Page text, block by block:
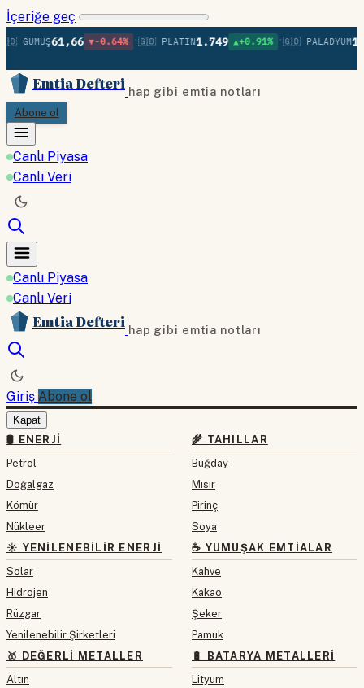
İçeriğe geç
GÜMÜŞ61,66 ▼-0.64% •🇬🇧 PLATIN1.749 ▲+0.91% •🇬🇧 PALADYUM
Emtia Defteri hap gibi emtia notları
Abone ol
Canlı Piyasa
Canlı Veri
Canlı Piyasa
Canlı Veri
Emtia Defteri hap gibi emtia notları
Giriş Abone ol
Kapat
🛢 ENERJI
Petrol
Doğalgaz
Kömür
Nükleer
☀️ YENILENEBILIR ENERJI
Solar
Hidrojen
Rüzgar
Yenilenebilir Şirketleri
🥇 DEĞERLI METALLER
Altın
🌾 TAHILLAR
Buğday
Mısır
Pirinç
Soya
☕ YUMUŞAK EMTIALAR
Kahve
Kakao
Şeker
Pamuk
🔋 BATARYA METALLERI
Lityum